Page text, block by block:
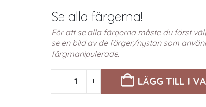
Se alla färgerna!
För att se alla färgerna måste du först
se en bild av de färger/nystan som
färgmanipulerade.
LÄGG TILL I